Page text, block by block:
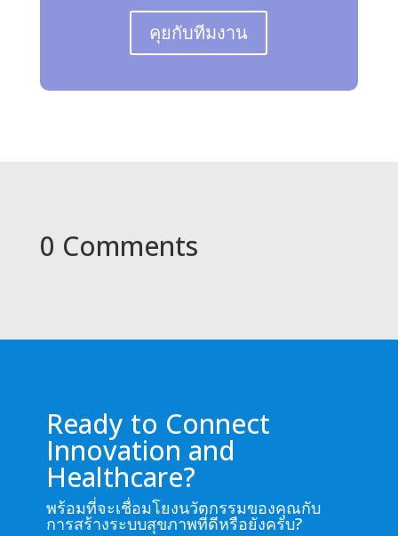
คุยกับทีมงาน
0 Comments
Ready to Connect
Innovation and
Healthcare?
พร้อมที่จะเชื่อมโยงนวัตกรรมของคุณกับ
การสร้างระบบสุขภาพที่ดีหรือยังครับ?